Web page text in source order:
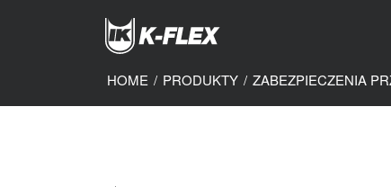
HOME / PRODUKTY / ZABEZPIECZENIA